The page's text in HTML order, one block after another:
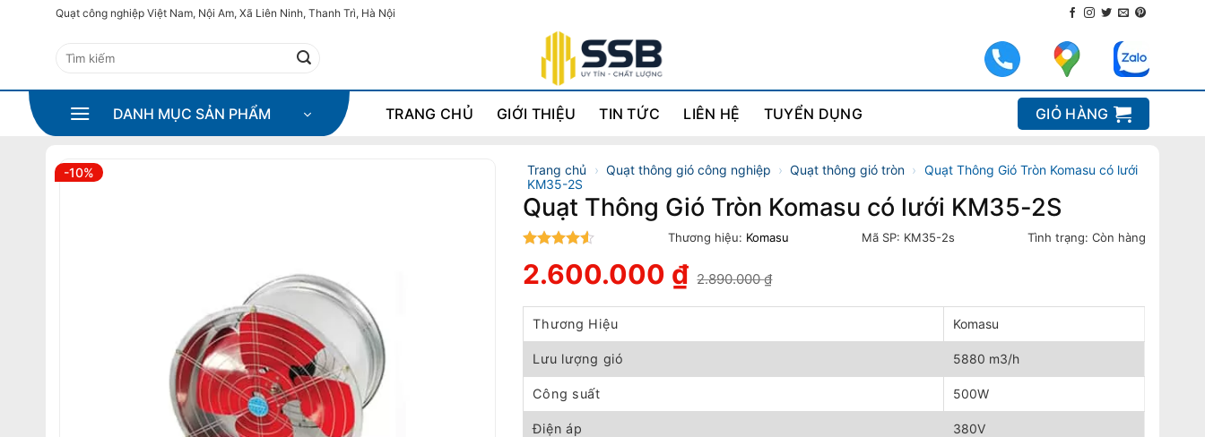
Quạt công nghiệp Việt Nam, Nội Am, Xã Liên Ninh, Thanh Trì, Hà Nội
Tìm
DANH MỤC SẢN PHẨM TRANG CHỦ GIỚI THIỆU TIN TỨC LIÊN HỆ TUYỂN DỤNG GIỎ HÀNG
-10% Trang chủ › Quạt thông gió công nghiệp › Quạt thông gió tròn › Quạt Thông Gió Tròn Komasu có lưới
KM35-2S
Quạt Thông Gió Tròn Komasu có lưới KM35-2S
4.5
Thương hiệu: Komasu Mã SP: KM35-2s Tình trạng:Còn hàng
2.890.000₫
gốc
là:
2.890.000 ₫.
2.600.000 ₫
hiện
tại
2.600.000 ₫.
Thương Hiệu Komasu
Lưu lượng gió 5880 m3/h
Công suất 500W
Điện áp 380V